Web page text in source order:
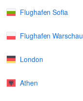
Flughafen Sofia
Flughafen Warschau
London
Athen